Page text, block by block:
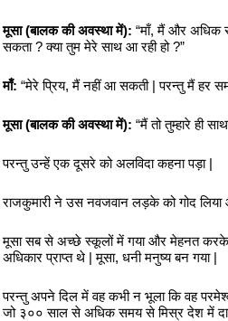
मूसा (बालक की अवस्था में): “माँ, मैं और अधिक
सकता ? क्या तुम मेरे साथ आ रही हो ?”
माँ: “मेरे प्रिय, मैं नहीं आ सकती | परन्तु मैं हर
मूसा (बालक की अवस्था में): “मैं तो तुम्हारे ही
परन्तु उन्हें एक दूसरे को अलविदा कहना पड़ा |
राजकुमारी ने उस नवजवान लड़के को गोद
मूसा सब से अच्छे स्कूलों में गया और मेहनत करके
अधिकार प्राप्त थे | मूसा, धनी मनुष्य बन गया |
परन्तु अपने दिल में वह कभी न भूला कि वह
जो ३०० साल से अधिक समय से मिस्र देश में